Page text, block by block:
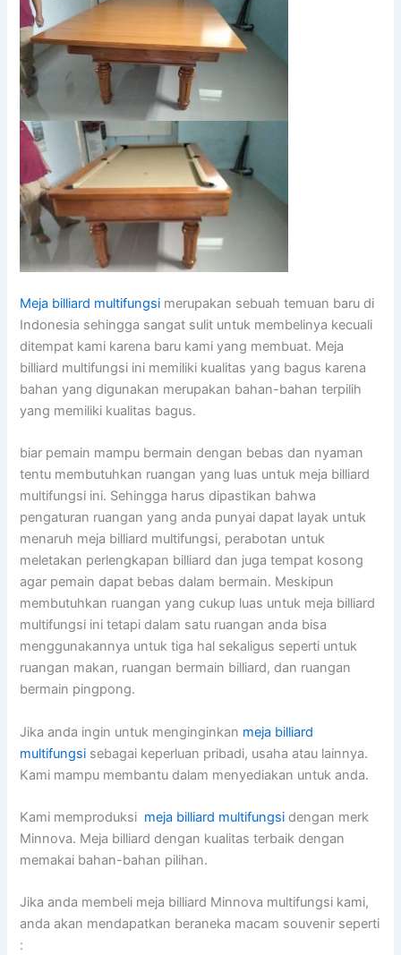
Meja billiard multifungsi merupakan sebuah temuan baru di
Indonesia sehingga sangat sulit untuk membelinya kecuali
ditempat kami karena baru kami yang membuat. Meja
billiard multifungsi ini memiliki kualitas yang bagus karena
bahan yang digunakan merupakan bahan-bahan terpilih
yang memiliki kualitas bagus.
biar pemain mampu bermain dengan bebas dan nyaman
tentu membutuhkan ruangan yang luas untuk meja billiard
multifungsi ini. Sehingga harus dipastikan bahwa
pengaturan ruangan yang anda punyai dapat layak untuk
menaruh meja billiard multifungsi, perabotan untuk
meletakan perlengkapan billiard dan juga tempat kosong
agar pemain dapat bebas dalam bermain. Meskipun
membutuhkan ruangan yang cukup luas untuk meja billiard
multifungsi ini tetapi dalam satu ruangan anda bisa
menggunakannya untuk tiga hal sekaligus seperti untuk
ruangan makan, ruangan bermain billiard, dan ruangan
bermain pingpong.
Jika anda ingin untuk menginginkan meja billiard
multifungsi sebagai keperluan pribadi, usaha atau lainnya.
Kami mampu membantu dalam menyediakan untuk anda.
Kami memproduksi meja billiard multifungsi dengan merk
Minnova. Meja billiard dengan kualitas terbaik dengan
memakai bahan-bahan pilihan.
Jika anda membeli meja billiard Minnova multifungsi kami,
anda akan mendapatkan beraneka macam souvenir seperti
: